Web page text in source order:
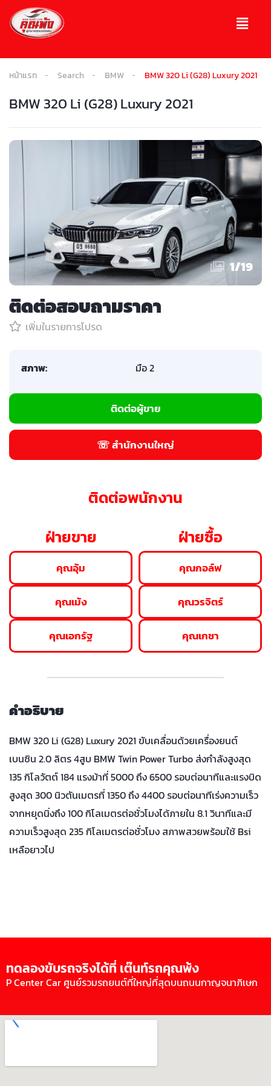
หน้าแรก Search BMW BMW 320 Li (G28) Luxury 2021
BMW 320 Li (G28) Luxury 2021
1/19
ติดต่อสอบถามราคา
เพิ่มในรายการโปรด
สภาพ: มือ 2
ติดต่อผู้ขาย
☏ สำนักงานใหญ่
ติดต่อพนักงาน
ฝ่ายขาย
คุณอุ้ม
คุณเม้ง
คุณเอกรัฐ
ฝ่ายซื้อ
คุณกอล์ฟ
คุณวรจิตร์
คุณเกชา
คำอธิบาย
BMW 320 Li (G28) Luxury 2021 ขับเคลื่อนด้วยเครื่องยนต์
เบนซิน 2.0 ลิตร 4สูบ BMW Twin Power Turbo ส่งกำลังสูงสุด
135 กิโลวัตต์ 184 แรงม้าที่ 5000 ถึง 6500 รอบต่อนาทีและแรงบิด
สูงสุด 300 นิวตันเมตรที่ 1350 ถึง 4400 รอบต่อนาทีเร่งความเร็ว
จากหยุดนิ่งถึง 100 กิโลเมตรต่อชั่วโมงได้ภายใน 8.1 วินาทีและมี
ความเร็วสูงสุด 235 กิโลเมตรต่อชั่วโมง สภาพสวยพร้อมใช้ Bsi
เหลือยาวไป
ทดลองขับรถจริงได้ที่ เต๊นท์รถคุณพ้ง
P Center Car ศูนย์รวมรถยนต์ที่ใหญ่ที่สุดบนถนนกาญจนาภิเษก